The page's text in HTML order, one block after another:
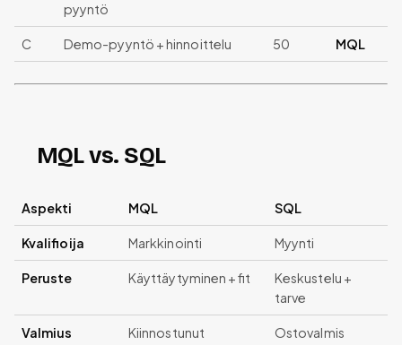
pyyntö
C Demo-pyyntö + hinnoittelu 50 MQL
MQL vs. SQL
Aspekti MQL SQL
Kvalifioija Markkinointi Myynti
Peruste Käyttäytyminen + fit
Keskustelu +
tarve
Valmius Kiinnostunut Ostovalmis